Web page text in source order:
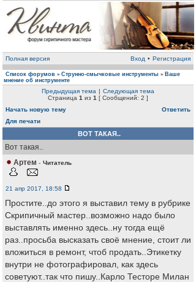
Полная версия Вход • Регистрация
Список форумов » Струнно-смычковые инструменты » Ваше
мнение об инструменте
Предыдущая тема | Следующая тема
Страница 1 из 1 [ Сообщений: 2 ]
Начать новую тему
Ответить
Для печати
ВОТ ТАКАЯ..
Вот такая..
Артем - Читатель
21 апр 2017, 18:58
Простите..до этого я выставил тему в рубрике
Скрипичный мастер..возможно надо было
выставлять именно здесь..ну тогда ещё
раз..просьба высказать своё мнение, стоит ли
вложиться в ремонт, чтоб продать..Этикетку
внутри не фотографировал, как здесь
советуют..так что пишу..Карло Тесторе Милан